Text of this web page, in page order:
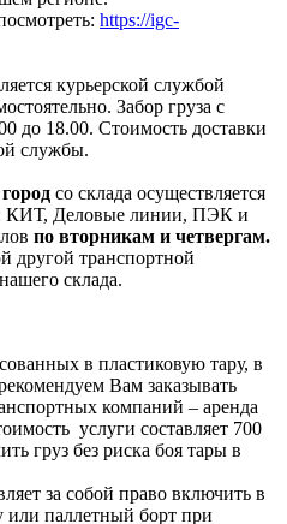
https://igc-
курьерской службой
Забор груза с
до 18.00. Стоимость доставки
службы.
со склада осуществляется
КИТ, Деловые линии, ПЭК и
по вторникам и четвергам.
другой транспортной
склада.
в пластиковую тару, в
Вам заказывать
компаний – аренда
услуги составляет 700
груз без риска боя тары в
за собой право включить в
или паллетный борт при